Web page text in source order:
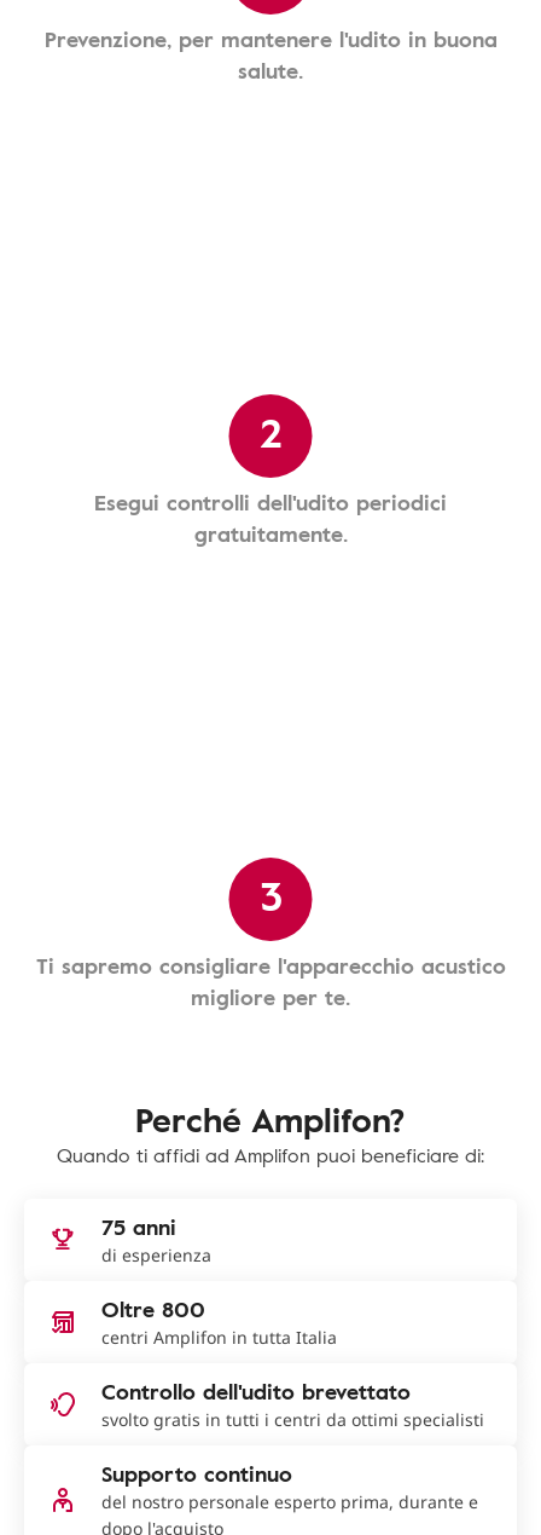
Prevenzione, per mantenere l'udito in buona
salute.
2
Esegui controlli dell'udito periodici
gratuitamente.
3
Ti sapremo consigliare l'apparecchio acustico
migliore per te.
Perché Amplifon?
Quando ti affidi ad Amplifon puoi beneficiare di:
75 anni
di esperienza
Oltre 800
centri Amplifon in tutta Italia
Controllo dell'udito brevettato
svolto gratis in tutti i centri da ottimi specialisti
Supporto continuo
del nostro personale esperto prima, durante e
dopo l'acquisto